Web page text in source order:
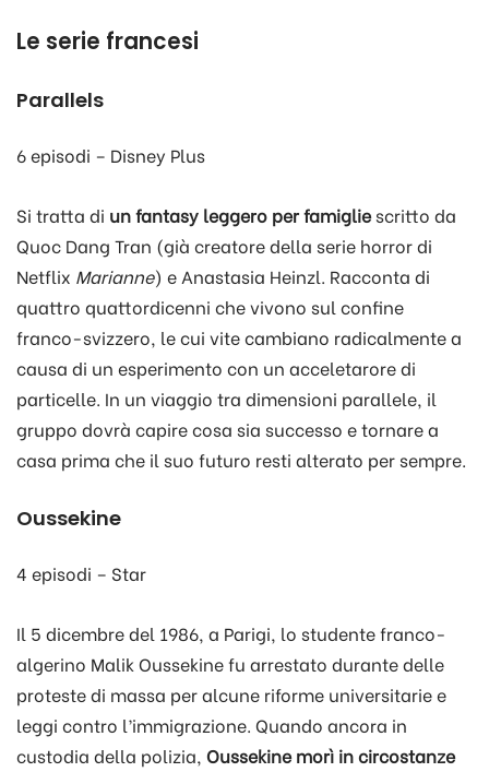
Le serie francesi
Parallels
6 episodi – Disney Plus
Si tratta di un fantasy leggero per famigliescritto da
Quoc Dang Tran (già creatore della serie horror di
Netflix Marianne) e Anastasia Heinzl. Racconta di
quattro quattordicenni che vivono sul confine
franco-svizzero, le cui vite cambiano radicalmente a
causa di un esperimento con un acceletarore di
particelle. In un viaggio tra dimensioni parallele, il
gruppo dovrà capire cosa sia successo e tornare a
casa prima che il suo futuro resti alterato per sempre.
Oussekine
4 episodi – Star
Il 5 dicembre del 1986, a Parigi, lo studente franco-
algerino Malik Oussekine fu arrestato durante delle
proteste di massa per alcune riforme universitarie e
leggi contro l’immigrazione. Quando ancora in
custodia della polizia, Oussekine morì in circostanze